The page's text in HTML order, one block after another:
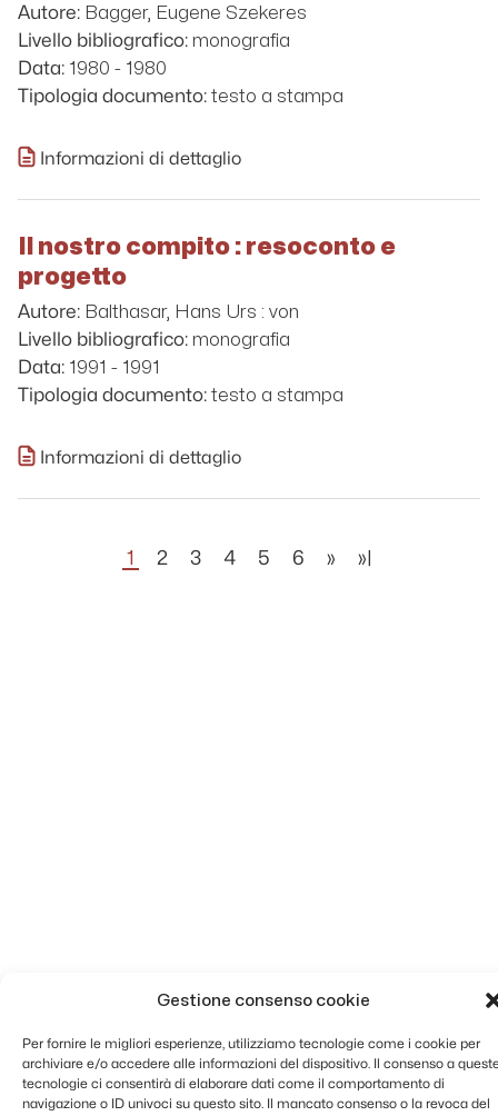
Gestione consenso cookie
Per fornire le migliori esperienze, utilizziamo tecnologie come i cookie per
archiviare e/o accedere alle informazioni del dispositivo. Il consenso a
tecnologie ci consentirà di elaborare dati come il comportamento di
navigazione o ID univoci su questo sito. Il mancato consenso o la revoca del
Autore: Bagger, Eugene Szekeres
Livello bibliografico: monografia
Data: 1980 - 1980
Tipologia documento: testo a stampa
Informazioni di dettaglio
Il nostro compito : resoconto e
progetto
Autore: Balthasar, Hans Urs : von
Livello bibliografico: monografia
Data: 1991 - 1991
Tipologia documento: testo a stampa
Informazioni di dettaglio
1 2 3 4 5 6 » »|